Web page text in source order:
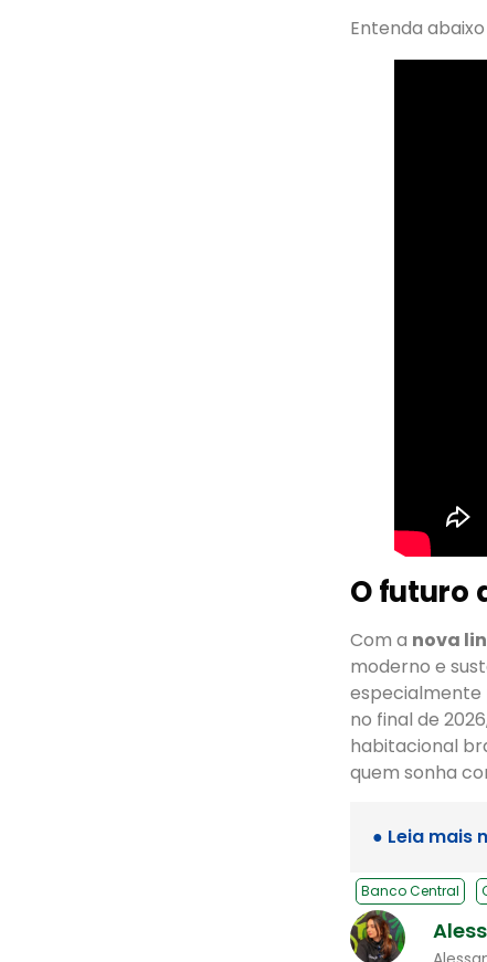
Entenda
O futuro
Com a nova
moderno e
especialmente
no final de
habitacional
quem sonha
● Leia mais
Banco Central